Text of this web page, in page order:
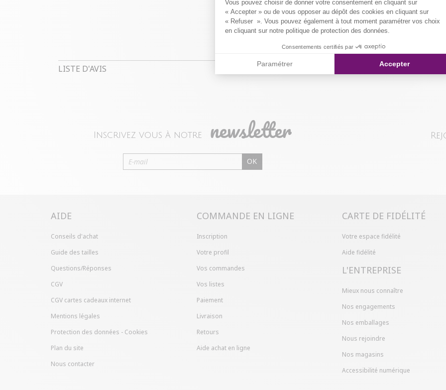
Vous pouvez choisir de donner votre consentement en cliquant sur
« Accepter » ou de vous opposer au dépôt des cookies en cliquant sur
« Refuser ». Vous pouvez également à tout moment paramétrer vos choix
en cliquant sur notre politique de protection des données.
Consentements certifiés par
Paramétrer Accepter
taille 1.
Livraison
Colissimo
Vous avez
magasin ou
livraison/
"Mes
Qualités et
LISTE D'AVIS
Inscrivez vous à notre newsletter
OK
AIDE
Conseils d'achat
Guide des tailles
Questions/Réponses
CGV
CGV cartes cadeaux internet
Mentions légales
Protection des données - Cookies
Plan du site
Nous contacter
COMMANDE EN LIGNE
Inscription
Votre profil
Vos commandes
Vos listes
Paiement
Livraison
Retours
Aide achat en ligne
CARTE DE FIDÉLITÉ
Votre espace fidélité
Aide fidélité
L'ENTREPRISE
Mieux nous connaître
Nos engagements
Nos emballages
Nous rejoindre
Nos magasins
Accessibilité numérique